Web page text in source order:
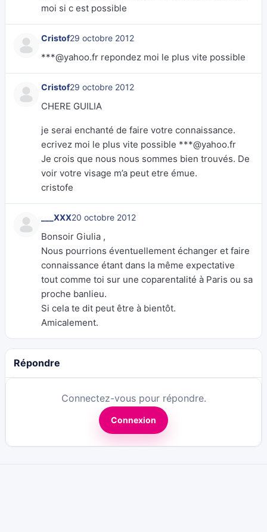
moi si c est possible
Cristof29 octobre 2012
***@yahoo.fr repondez moi le plus vite possible
Cristof29 octobre 2012
CHERE GUILIA
je serai enchanté de faire votre connaissance.
ecrivez moi le plus vite possible ***@yahoo.fr
Je crois que nous nous sommes bien trouvés. De
voir votre visage m’a peut etre émue.
cristofe
___XXX20 octobre 2012
Bonsoir Giulia ,
Nous pourrions éventuellement échanger et faire
connaissance étant dans la même expectative
tout comme toi sur une coparentalité à Paris ou sa
proche banlieu.
Si cela te dit peut être à bientôt.
Amicalement.
Répondre
Connectez-vous pour répondre.
Connexion